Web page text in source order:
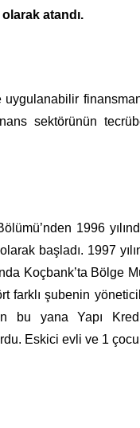
atandı.
sektörünün
1996
başladı. 1997
Koçbank’ta Bölge
farklı şubenin
bu yana Yapı
Eskici evli ve 1